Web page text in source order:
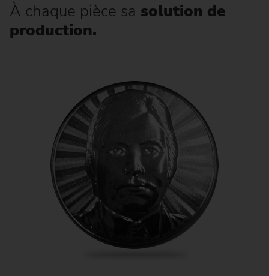
À chaque pièce sa solution de
production.